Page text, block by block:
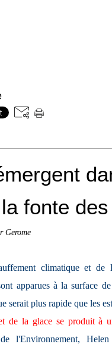
fonte
Gerome
climatique et
apparues à la surface
serait plus rapide que les
de la glace se produit à
l'Environnement,